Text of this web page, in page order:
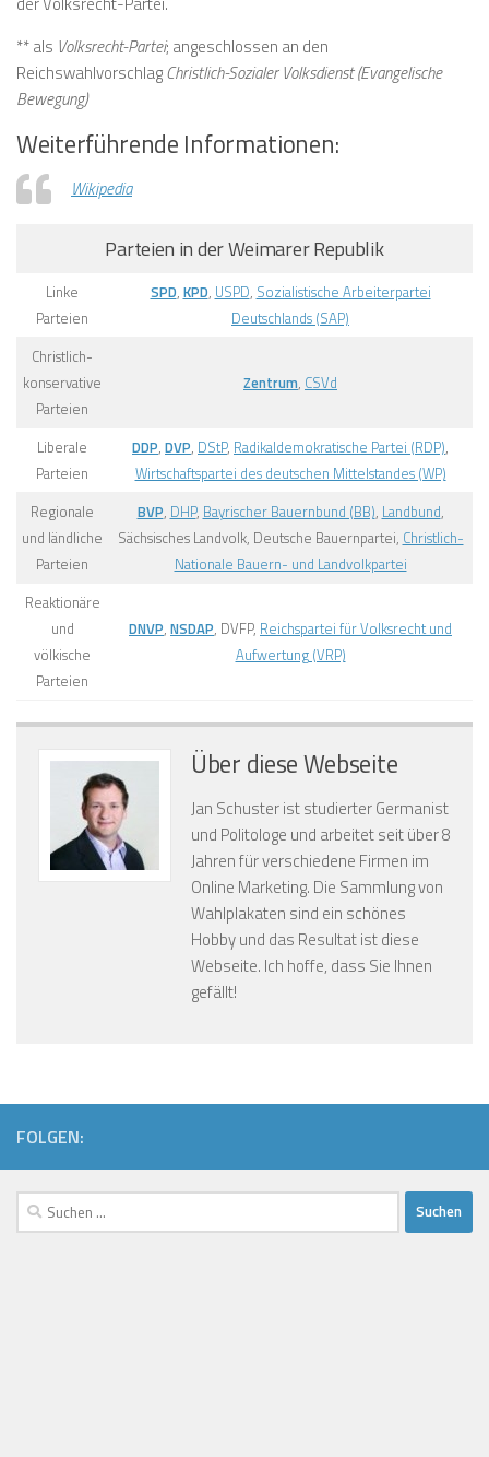
** als Volksrecht-Partei; angeschlossen an den
ReichswahlvorschlagChristlich-Sozialer Volksdienst (Evangelische
Bewegung)
Weiterführende Informationen:
Wikipedia
Parteien in der Weimarer Republik
Linke
Parteien
SPD, KPD, USPD, Sozialistische Arbeiterpartei
Deutschlands (SAP)
Christlich-
konservative
Parteien
Zentrum, CSVd
Liberale
Parteien
DDP, DVP, DStP, Radikaldemokratische Partei (RDP),
Wirtschaftspartei des deutschen Mittelstandes (WP)
Regionale
und ländliche
Parteien
BVP, DHP, Bayrischer Bauernbund (BB), Landbund,
Sächsisches Landvolk, Deutsche Bauernpartei, Christlich-
Nationale Bauern- und Landvolkpartei
Reaktionäre
und
völkische
Parteien
DNVP, NSDAP, DVFP, Reichspartei für Volksrecht und
Aufwertung (VRP)
Über diese Webseite
Jan Schuster ist studierter Germanist
und Politologe und arbeitet seit über 8
Jahren für verschiedene Firmen im
Online Marketing. Die Sammlung von
Wahlplakaten sind ein schönes
Hobby und das Resultat ist diese
Webseite. Ich hoffe, dass Sie Ihnen
gefällt!
FOLGEN:
Suchen
nach: